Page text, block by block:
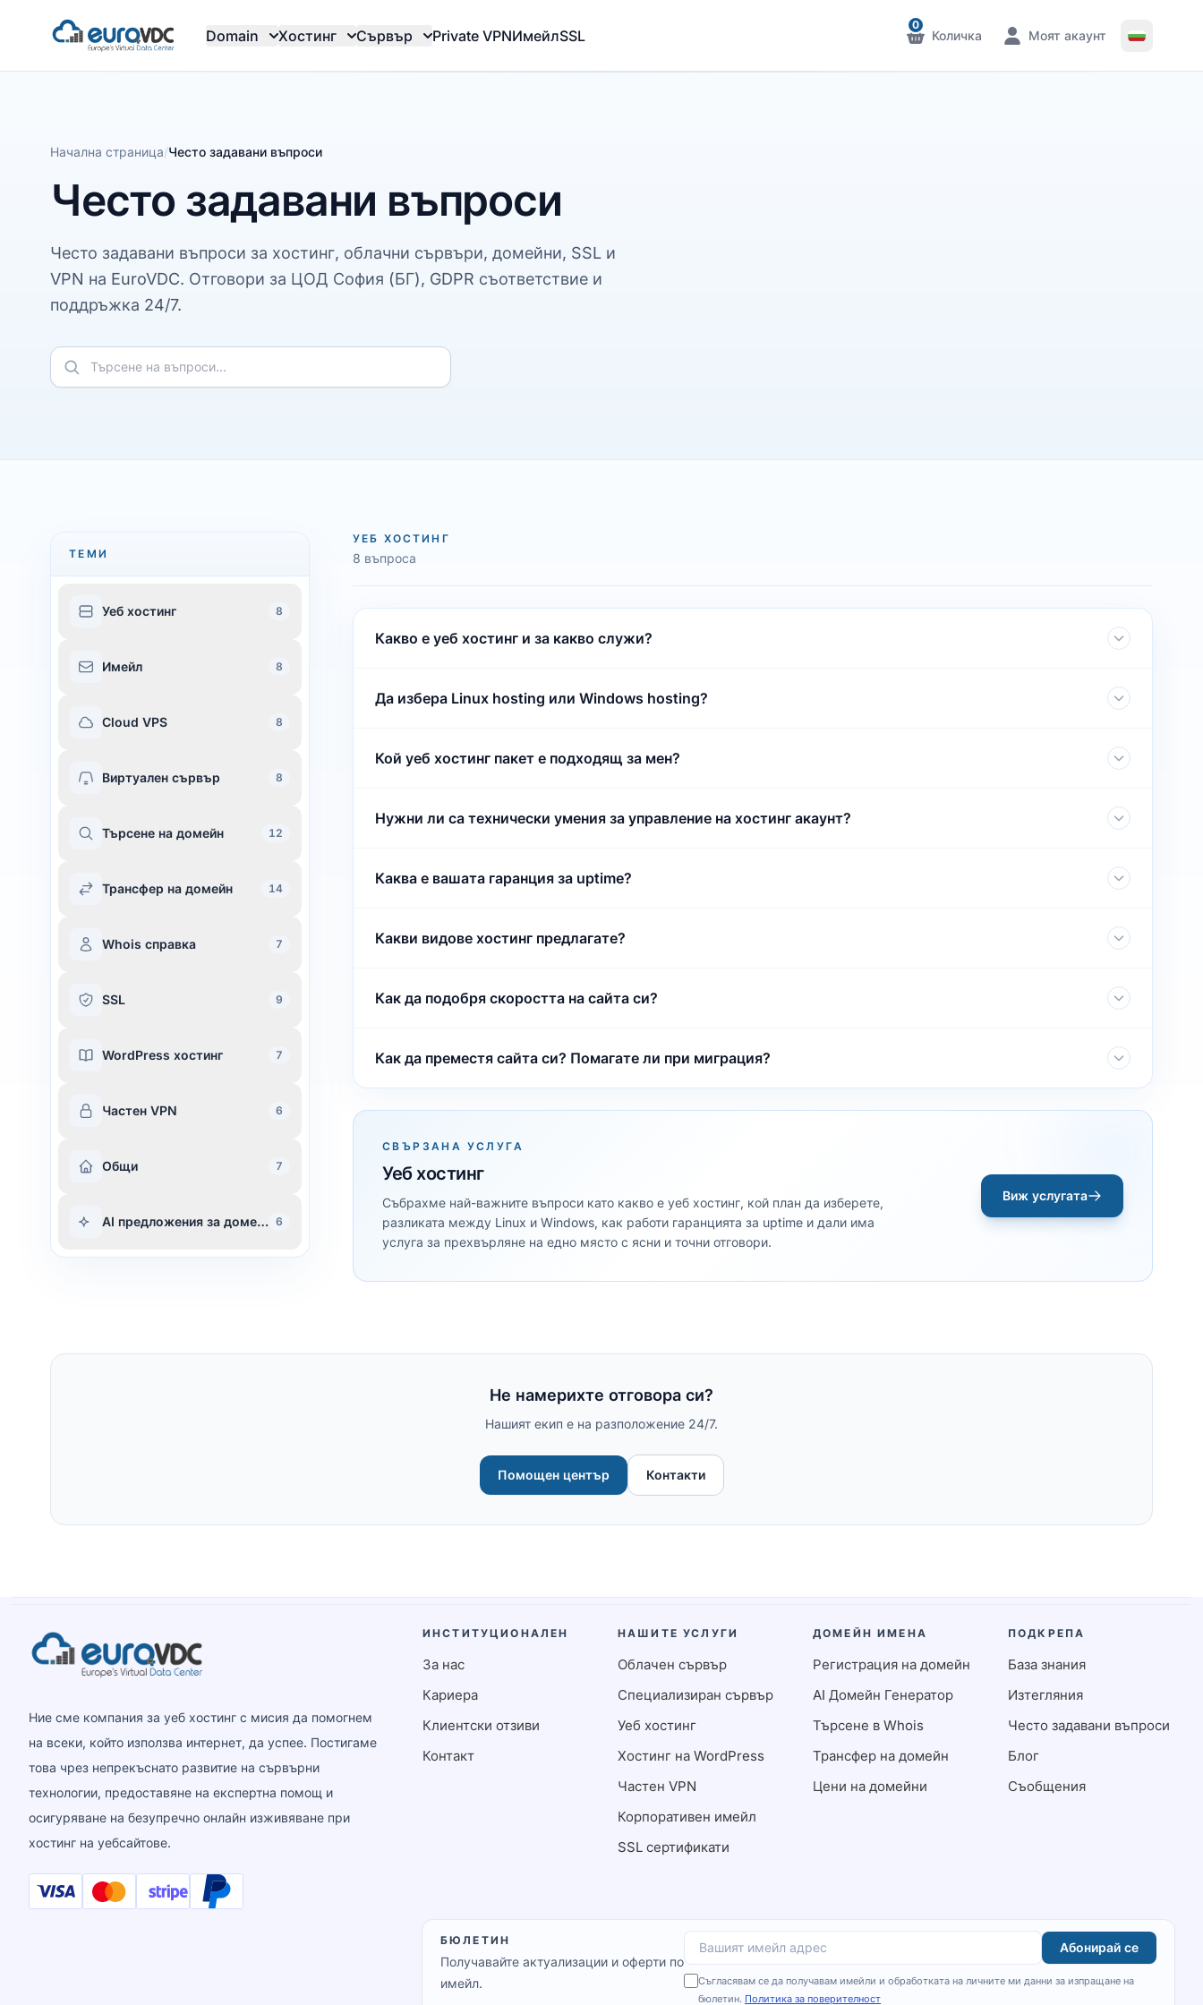
Domain Хостинг Сървър Private VPNИмейлSSL Количка
Известия
0
Моят акаунт
Известия
Начална страница/Често задавани въпроси
Често задавани въпроси
Често задавани въпроси за хостинг, облачни сървъри, домейни, SSL и
VPN на EuroVDC. Отговори за ЦОД София (БГ), GDPR съответствие и
поддръжка 24/7.
ТЕМИ
Уеб хостинг 8
Имейл 8
Cloud VPS 8
Виртуален сървър 8
Търсене на домейн 12
Трансфер на домейн 14
Whois справка 7
SSL 9
WordPress хостинг 7
Частен VPN 6
Общи 7
AI предложения за домейн 6
УЕБ ХОСТИНГ
8 въпроса
Какво е уеб хостинг и за какво служи?
Да избера Linux hosting или Windows hosting?
Кой уеб хостинг пакет е подходящ за мен?
Нужни ли са технически умения за управление на хостинг акаунт?
Каква е вашата гаранция за uptime?
Какви видове хостинг предлагате?
Как да подобря скоростта на сайта си?
Как да преместя сайта си? Помагате ли при миграция?
СВЪРЗАНА УСЛУГА
Уеб хостинг
Събрахме най-важните въпроси като какво е уеб хостинг, кой план да изберете,
разликата между Linux и Windows, как работи гаранцията за uptime и дали има
услуга за прехвърляне на едно място с ясни и точни отговори.
Виж услугата
Не намерихте отговора си?
Нашият екип е на разположение 24/7.
Помощен център Контакти
Ние сме компания за уеб хостинг с мисия да помогнем
на всеки, който използва интернет, да успее. Постигаме
това чрез непрекъснато развитие на сървърни
технологии, предоставяне на експертна помощ и
осигуряване на безупречно онлайн изживяване при
хостинг на уебсайтове.
ИНСТИТУЦИОНАЛЕН
За нас
Кариера
Клиентски отзиви
Контакт
НАШИТЕ УСЛУГИ
Облачен сървър
Специализиран сървър
Уеб хостинг
Хостинг на WordPress
Частен VPN
Корпоративен имейл
SSL сертификати
ДОМЕЙН ИМЕНА
Регистрация на домейн
AI Домейн Генератор
Търсене в Whois
Трансфер на домейн
Цени на домейни
ПОДКРЕПА
База знания
Изтегляния
Често задавани въпроси
Блог
Съобщения
БЮЛЕТИН
Получавайте актуализации и оферти по
имейл.
Вашият имейл адрес
Абонирай се
Съгласявам се да получавам имейли и обработката на личните ми данни за изпращане на
бюлетин. Политика за поверителност